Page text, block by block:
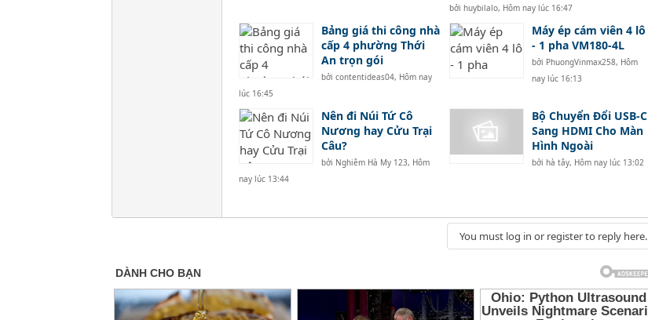
bởi huybilalo, Hôm nay lúc 16:47
Bảng giá thi công nhà
cấp 4 phường Thới
An trọn gói
bởi contentideas04, Hôm nay
lúc 16:45
Máy ép cám viên 4 lô
- 1 pha VM180-4L
bởi PhuongVinmax258, Hôm
nay lúc 16:13
Nên đi Núi Tứ Cô
Nương hay Cửu Trại
Câu?
bởi Nghiêm Hà My 123, Hôm
nay lúc 13:44
Bộ Chuyển Đổi USB-C
Sang HDMI Cho Màn
Hình Ngoài
bởi hà tây, Hôm nay lúc 13:02
You must log in or register to reply here.